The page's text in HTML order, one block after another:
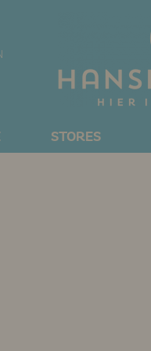
STORES